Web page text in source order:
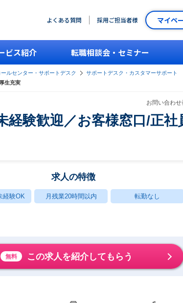
よくある質問 採用ご担当者様 マイペ
ビス紹介 転職相談会・セミナー
ールセンター・サポートデスク
サポートデスク・カスタマーサポート
生充実
お問い合わ
経験歓迎／お客様窓口/正
求人の特徴
経験OK 月残業20時間以内 転勤なし
無料 この求人を紹介してもらう